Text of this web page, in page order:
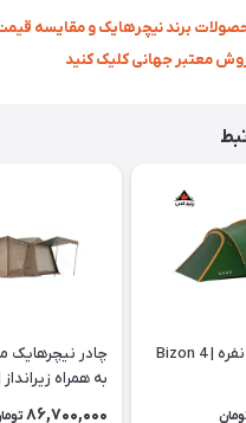
برند نیچرهایک و مقایسه
معتبر جهانی کلیک کنید
چادر هاسکی 4 نفره | Bizon 4
به همراه زیرانداز
CNK2300ZP021
86,700,000